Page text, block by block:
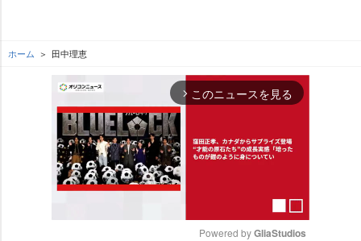
ホーム 田中理恵
arrow_forward_ios このニュースを見る
Powered by GliaStudios